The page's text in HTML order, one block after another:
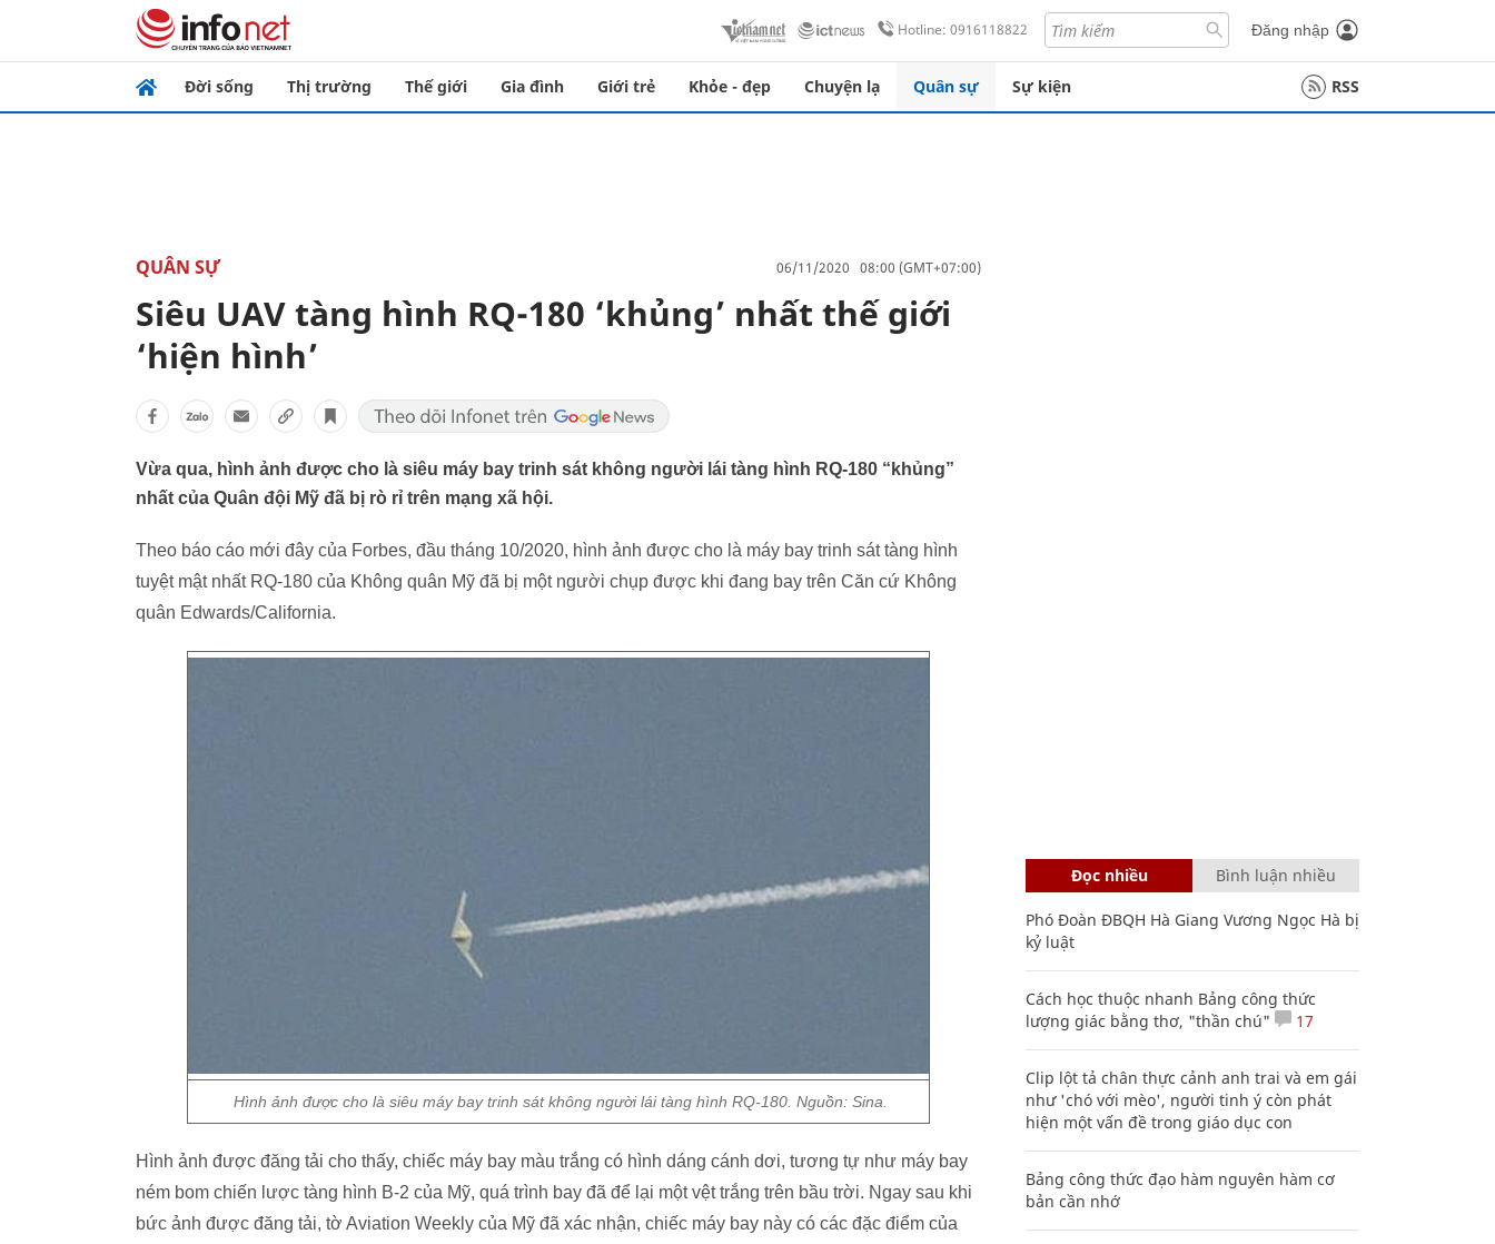
Hotline: 0916118822 Đăng nhập
Đời sống Thị trường Thế giới Gia đình Giới trẻ Khỏe - đẹp Chuyện lạ Quân sự Sự kiện RSS
QUÂN SỰ 06/11/2020 08:00 (GMT+07:00)
Siêu UAV tàng hình RQ-180 ‘khủng’ nhất thế giới
‘hiện hình’
Vừa qua, hình ảnh được cho là siêu máy bay trinh sát không người lái tàng hình RQ-180 “khủng”
nhất của Quân đội Mỹ đã bị rò rỉ trên mạng xã hội.
Theo báo cáo mới đây của Forbes, đầu tháng 10/2020, hình ảnh được cho là máy bay trinh sát tàng hình
tuyệt mật nhất RQ-180 của Không quân Mỹ đã bị một người chụp được khi đang bay trên Căn cứ Không
quân Edwards/California.
Hình ảnh được cho là siêu máy bay trinh sát không người lái tàng hình RQ-180. Nguồn: Sina.
Hình ảnh được đăng tải cho thấy, chiếc máy bay màu trắng có hình dáng cánh dơi, tương tự như máy bay
ném bom chiến lược tàng hình B-2 của Mỹ, quá trình bay đã để lại một vệt trắng trên bầu trời. Ngay sau khi
bức ảnh được đăng tải, tờ Aviation Weekly của Mỹ đã xác nhận, chiếc máy bay này có các đặc điểm của
Đọc nhiều Bình luận nhiều
Phó Đoàn ĐBQH Hà Giang Vương Ngọc Hà bị
kỷ luật
Cách học thuộc nhanh Bảng công thức
lượng giác bằng thơ, "thần chú"
17
Clip lột tả chân thực cảnh anh trai và em gái
như 'chó với mèo', người tinh ý còn phát
hiện một vấn đề trong giáo dục con
Bảng công thức đạo hàm nguyên hàm cơ
bản cần nhớ